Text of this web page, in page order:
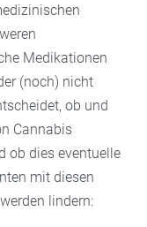
Medikationen
(noch) nicht
ob und
Cannabis
ob dies eventuelle
mit diesen
lindern: